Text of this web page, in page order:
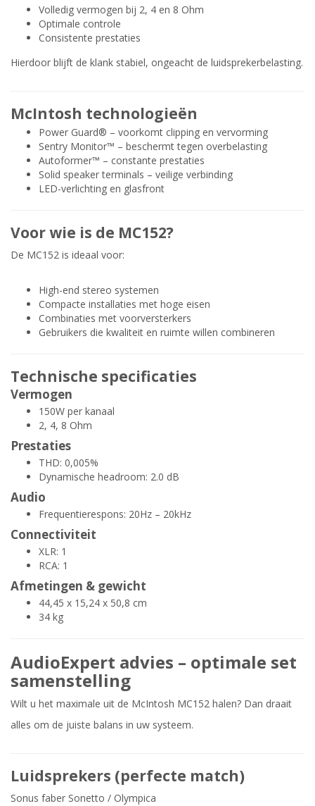
Volledig vermogen bij 2, 4 en 8 Ohm
Optimale controle
Consistente prestaties
Hierdoor blijft de klank stabiel, ongeacht de luidsprekerbelasting.
McIntosh technologieën
Power Guard® – voorkomt clipping en vervorming
Sentry Monitor™ – beschermt tegen overbelasting
Autoformer™ – constante prestaties
Solid speaker terminals – veilige verbinding
LED-verlichting en glasfront
Voor wie is de MC152?
De MC152 is ideaal voor:
High-end stereo systemen
Compacte installaties met hoge eisen
Combinaties met voorversterkers
Gebruikers die kwaliteit en ruimte willen combineren
Technische specificaties
Vermogen
150W per kanaal
2, 4, 8 Ohm
Prestaties
THD: 0,005%
Dynamische headroom: 2.0 dB
Audio
Frequentierespons: 20Hz – 20kHz
Connectiviteit
XLR: 1
RCA: 1
Afmetingen & gewicht
44,45 x 15,24 x 50,8 cm
34 kg
AudioExpert advies – optimale set
samenstelling
Wilt u het maximale uit de McIntosh MC152 halen? Dan draait
alles om de juiste balans in uw systeem.
Luidsprekers (perfecte match)
Sonus faber Sonetto / Olympica